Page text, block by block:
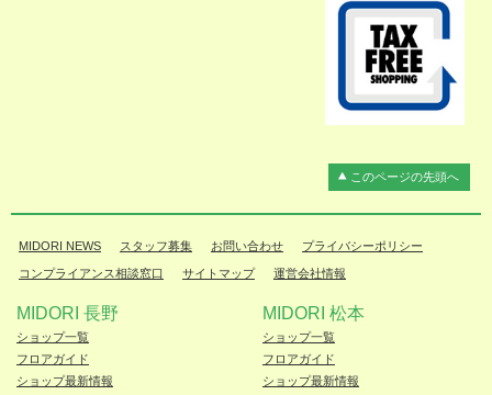
このページの先頭へ
MIDORI NEWS スタッフ募集 お問い合わせ プライバシーポリシー
コンプライアンス相談窓口 サイトマップ 運営会社情報
MIDORI 長野
ショップ一覧
フロアガイド
ショップ最新情報
MIDORI 松本
ショップ一覧
フロアガイド
ショップ最新情報